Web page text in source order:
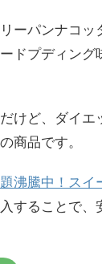
ーパンナコッ
ドプディング
けど、ダイエ
商品です。
沸騰中！スイ
することで